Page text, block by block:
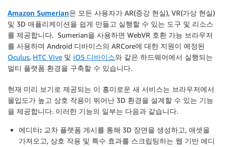
Amazon Sumerian은 모든 사용자가 AR(증강 현실), VR(가상 현실)
및 3D 애플리케이션을 쉽게 만들고 실행할 수 있는 도구 및 리소스
를 제공합니다. Sumerian을 사용하면 WebVR 호환 가능 브라우저
를 사용하며 Android 디바이스의 ARCore에 대한 지원이 예정된
Oculus, HTC Vive 및 iOS 디바이스와 같은 하드웨어에서 실행되는
멀티 플랫폼 환경을 구축할 수 있습니다.
현재 미리 보기로 제공되는 이 흥미로운 새 서비스는 브라우저에서
몰입도가 높고 상호 작용이 뛰어난 3D 환경을 설계할 수 있는 기능
을 제공합니다. 이러한 기능의 일부는 다음과 같습니다.
에디터: 교차 플랫폼 게시를 통해 3D 장면을 생성하고, 애셋을
가져오고, 상호 작용 및 특수 효과를 스크립팅하는 웹 기반 에디